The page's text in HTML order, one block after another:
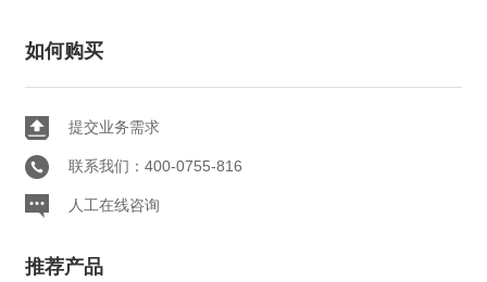
如何购买
提交业务需求
联系我们：400-0755-816
人工在线咨询
推荐产品